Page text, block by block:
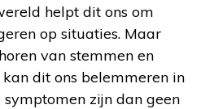
helpt dit ons om
op situaties. Maar
van stemmen en
dit ons belemmeren in
symptomen zijn dan geen